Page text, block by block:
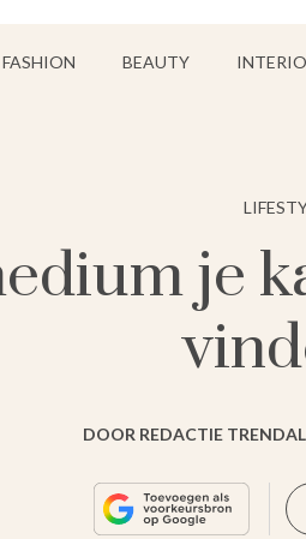
FASHION BEAUTY
je
DOOR REDACTIE